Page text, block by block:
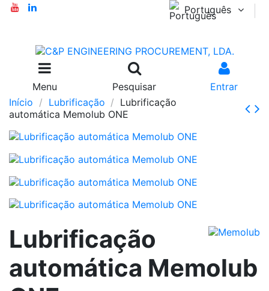
Português
Menu Pesquisar
Entrar
Início
Lubrificação
Lubrificação
automática Memolub ONE
Lubrificação
automática Memolub